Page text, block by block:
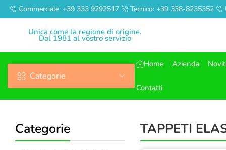
Commerciale: +39 333 9292517 Tecnico: +39 338-8235352
Unica come la regione di origine.
Dal 1981 al vostro servizio
Categorie
Home Azienda
Contatti
Categorie TAPPETI